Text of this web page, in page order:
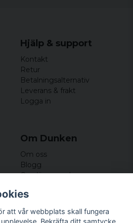
Hjälp & support
Kontakt
Retur
Betalningsalternativ
Leverans & frakt
Logga in
Om Dunken
Om oss
Blogg
Omdömen och
Nyhetsbrev
Kundklubb
att vår webbplats skall fungera
Bekräfta ditt samtycke